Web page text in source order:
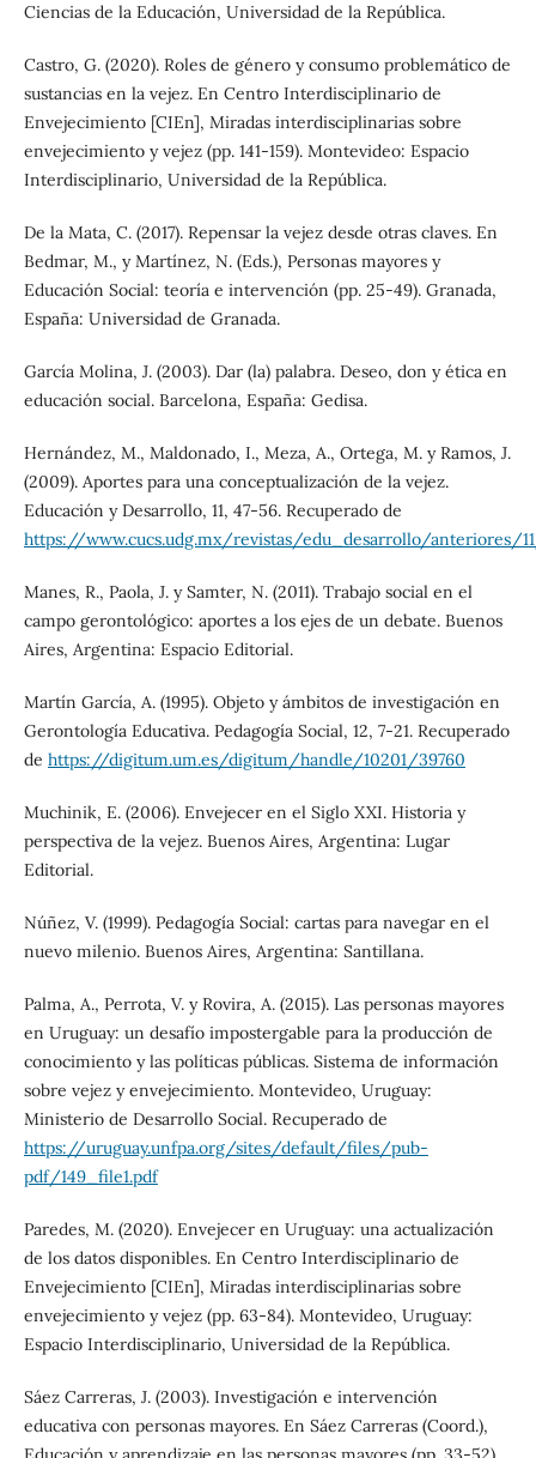
Ciencias de la Educación, Universidad de la República.
Castro, G. (2020). Roles de género y consumo problemático de
sustancias en la vejez. En Centro Interdisciplinario de
Envejecimiento [CIEn], Miradas interdisciplinarias sobre
envejecimiento y vejez (pp. 141-159). Montevideo: Espacio
Interdisciplinario, Universidad de la República.
De la Mata, C. (2017). Repensar la vejez desde otras claves. En
Bedmar, M., y Martínez, N. (Eds.), Personas mayores y
Educación Social: teoría e intervención (pp. 25-49). Granada,
España: Universidad de Granada.
García Molina, J. (2003). Dar (la) palabra. Deseo, don y ética en
educación social. Barcelona, España: Gedisa.
Hernández, M., Maldonado, I., Meza, A., Ortega, M. y Ramos, J.
(2009). Aportes para una conceptualización de la vejez.
Educación y Desarrollo, 11, 47-56. Recuperado de
https://www.cucs.udg.mx/revistas/edu_desarrollo/anteriores/
Manes, R., Paola, J. y Samter, N. (2011). Trabajo social en el
campo gerontológico: aportes a los ejes de un debate. Buenos
Aires, Argentina: Espacio Editorial.
Martín García, A. (1995). Objeto y ámbitos de investigación en
Gerontología Educativa. Pedagogía Social, 12, 7-21. Recuperado
de https://digitum.um.es/digitum/handle/10201/39760
Muchinik, E. (2006). Envejecer en el Siglo XXI. Historia y
perspectiva de la vejez. Buenos Aires, Argentina: Lugar
Editorial.
Núñez, V. (1999). Pedagogía Social: cartas para navegar en el
nuevo milenio. Buenos Aires, Argentina: Santillana.
Palma, A., Perrota, V. y Rovira, A. (2015). Las personas mayores
en Uruguay: un desafío impostergable para la producción de
conocimiento y las políticas públicas. Sistema de información
sobre vejez y envejecimiento. Montevideo, Uruguay:
Ministerio de Desarrollo Social. Recuperado de
https://uruguay.unfpa.org/sites/default/files/pub-
pdf/149_file1.pdf
Paredes, M. (2020). Envejecer en Uruguay: una actualización
de los datos disponibles. En Centro Interdisciplinario de
Envejecimiento [CIEn], Miradas interdisciplinarias sobre
envejecimiento y vejez (pp. 63-84). Montevideo, Uruguay:
Espacio Interdisciplinario, Universidad de la República.
Sáez Carreras, J. (2003). Investigación e intervención
educativa con personas mayores. En Sáez Carreras (Coord.),